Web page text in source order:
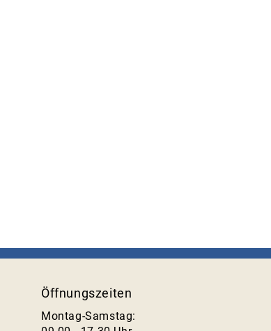
Öffnungszeiten
Montag-Samstag: